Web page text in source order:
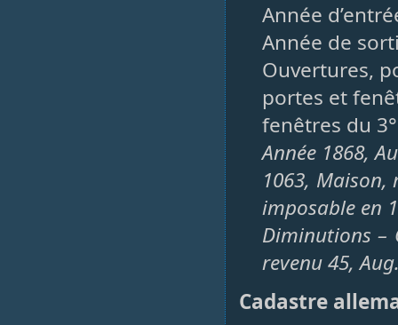
Année
Année de
Ouvertures,
portes et
fenêtres du
Année 1868,
1063, Maison,
imposable en
Diminutions –
revenu 45,
Cadastre